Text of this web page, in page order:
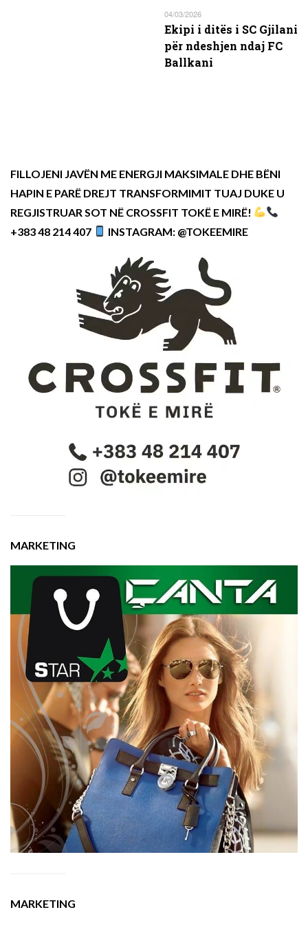
04/03/2026
Ekipi i ditës i SC Gjilani
për ndeshjen ndaj FC
Ballkani
FILLOJENI JAVËN ME ENERGJI MAKSIMALE DHE BËNI
HAPIN E PARË DREJT TRANSFORMIMIT TUAJ DUKE U
REGJISTRUAR SOT NË CROSSFIT TOKË E MIRË!
+383 48 214 407
INSTAGRAM: @TOKEEMIRE
MARKETING
MARKETING